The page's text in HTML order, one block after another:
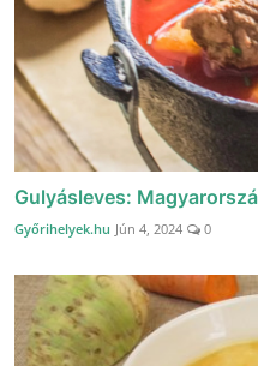
Gulyásleves:
Győrihelyek.hu Jún 4, 2024 0